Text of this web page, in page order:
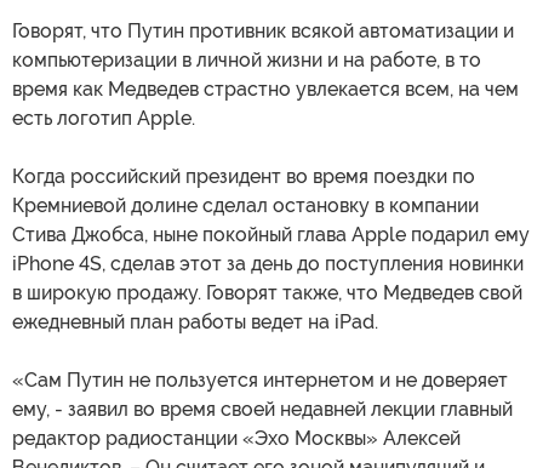
Говорят, что Путин противник всякой автоматизации и
компьютеризации в личной жизни и на работе, в то
время как Медведев страстно увлекается всем, на чем
есть логотип Apple.
Когда российский президент во время поездки по
Кремниевой долине сделал остановку в компании
Стива Джобса, ныне покойный глава Apple подарил ему
iPhone 4S, сделав этот за день до поступления новинки
в широкую продажу. Говорят также, что Медведев свой
ежедневный план работы ведет на iPad.
«Сам Путин не пользуется интернетом и не доверяет
ему, - заявил во время своей недавней лекции главный
редактор радиостанции «Эхо Москвы» Алексей